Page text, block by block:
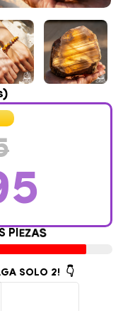
S PIEZAS
SOLO 2! 👇